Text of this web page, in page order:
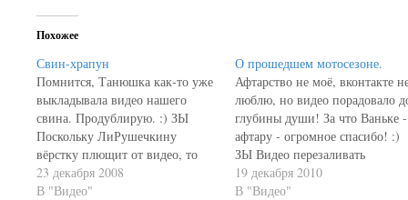
Похожее
Свин-храпун
Помнится, Танюшка как-то уже
выкладывала видео нашего
свина. Продублирую. :) ЗЫ
Поскольку ЛиРушечкину
вёрстку плющит от видео, то
убрал сразу под кат.
23 декабря 2008
В "Видео"
О прошедшем мотосезоне.
Афтарство не моё, вконтакте
люблю, но видео порадовало
глубины души! За что Ваньке -
афтару - огромное спасибо! :)
ЗЫ Видео перезаливать
откровенно влом))) Или по
ссылочке: мой мотосезон-2010.
19 декабря 2010
В "Видео"